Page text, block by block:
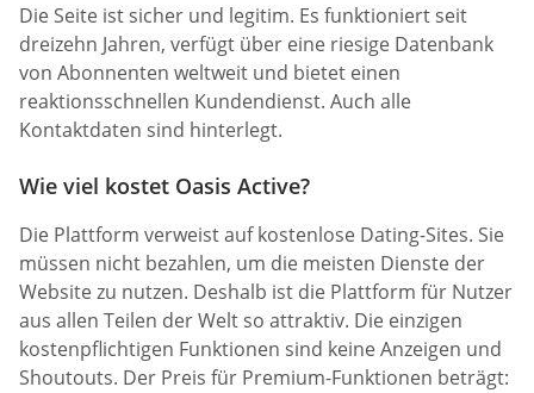
Die Seite ist sicher und legitim. Es funktioniert seit
dreizehn Jahren, verfügt über eine riesige Datenbank
von Abonnenten weltweit und bietet einen
reaktionsschnellen Kundendienst. Auch alle
Kontaktdaten sind hinterlegt.
Wie viel kostet Oasis Active?
Die Plattform verweist auf kostenlose Dating-Sites. Sie
müssen nicht bezahlen, um die meisten Dienste der
Website zu nutzen. Deshalb ist die Plattform für Nutzer
aus allen Teilen der Welt so attraktiv. Die einzigen
kostenpflichtigen Funktionen sind keine Anzeigen und
Shoutouts. Der Preis für Premium-Funktionen beträgt: